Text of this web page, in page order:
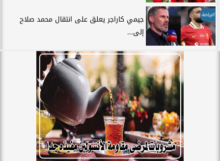
الرياضة
جيمي كاراجر يعلق على انتقال محمد صلاح
إلى...